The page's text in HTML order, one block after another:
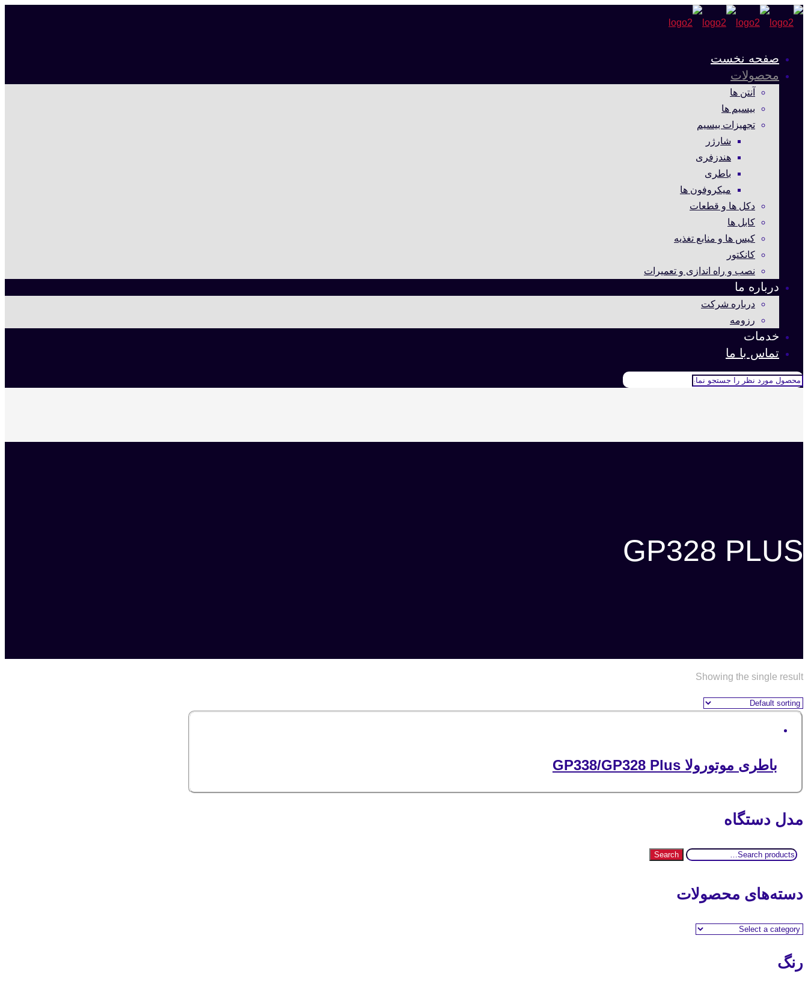
صفحه نخست
محصولات
آنتن ها
بیسیم ها
تجهیزات بیسیم
شارژر
هندزفری
باطری
میکروفون ها
دکل ها و قطعات
کابل ها
کیس ها و منابع تغذیه
کانکتور
نصب و راه اندازی و تعمیرات
درباره ما
درباره شرکت
رزومه
خدمات
تماس با ما
GP328 PLUS
Showing the single result
باطری موتورولا GP338/GP328 Plus
مدل دستگاه
Search
Search
دسته‌های محصولات
رنگ